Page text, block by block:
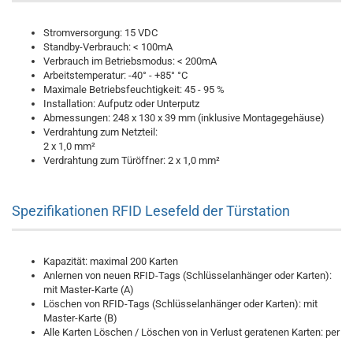
Stromversorgung: 15 VDC
Standby-Verbrauch: < 100mA
Verbrauch im Betriebsmodus: < 200mA
Arbeitstemperatur: -40° - +85° °C
Maximale Betriebsfeuchtigkeit: 45 - 95 %
Installation: Aufputz oder Unterputz
Abmessungen: 248 x 130 x 39 mm (inklusive Montagegehäuse)
Verdrahtung zum Netzteil:
2 x 1,0 mm²
Verdrahtung zum Türöffner: 2 x 1,0 mm²
Spezifikationen RFID Lesefeld der Türstation
Kapazität: maximal 200 Karten
Anlernen von neuen RFID-Tags (Schlüsselanhänger oder Karten):
mit Master-Karte (A)
Löschen von RFID-Tags (Schlüsselanhänger oder Karten): mit
Master-Karte (B)
Alle Karten Löschen / Löschen von in Verlust geratenen Karten: per